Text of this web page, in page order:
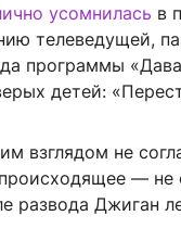
усомнилась в
телеведущей,
программы
детей:
взглядом не
— не
развода Джиган